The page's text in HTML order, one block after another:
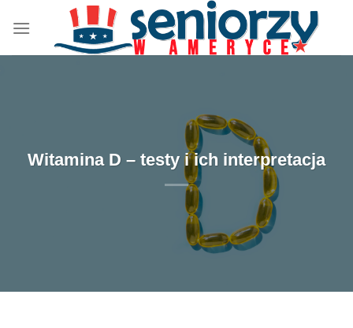
zawartości
Witamina D – testy i ich interpretacja